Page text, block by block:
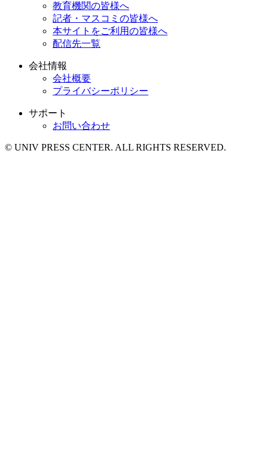
教育機関の皆様へ
記者・マスコミの皆様へ
本サイトをご利用の皆様へ
配信先一覧
会社情報
会社概要
プライバシーポリシー
サポート
お問い合わせ
© UNIV PRESS CENTER. ALL RIGHTS RESERVED.